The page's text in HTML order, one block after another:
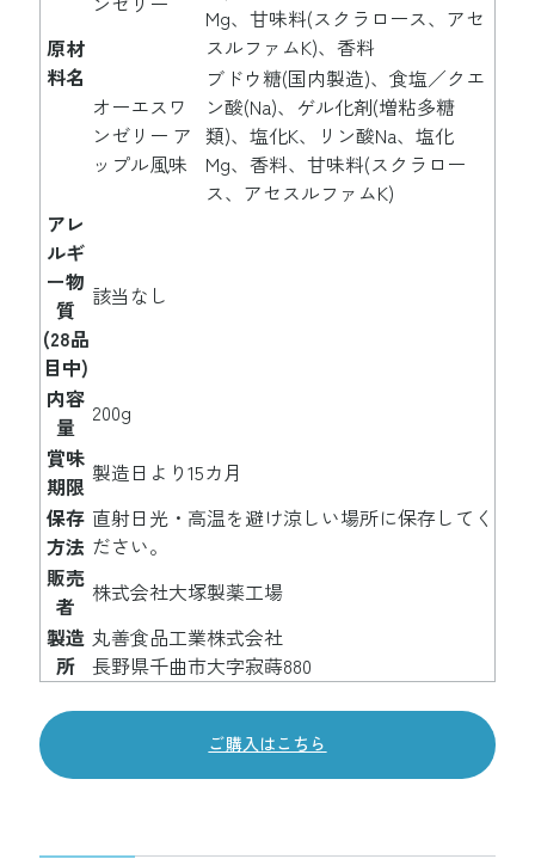
原材
料名
Mg、甘味料(スクラロース、アセ
スルファムK)、香料
オーエスワ
ンゼリー ア
ップル風味
ブドウ糖(国内製造)、食塩／クエ
ン酸(Na)、ゲル化剤(増粘多糖
類)、塩化K、リン酸Na、塩化
Mg、香料、甘味料(スクラロー
ス、アセスルファムK)
アレ
ルギ
ー物
質
(28品
目中)
該当なし
内容
量
200g
賞味
期限 製造日より15カ月
保存
方法
直射日光・高温を避け涼しい場所に保存してく
ださい。
販売
者
株式会社大塚製薬工場
製造
所
丸善食品工業株式会社
長野県千曲市大字寂蒔880
ご購入はこちら